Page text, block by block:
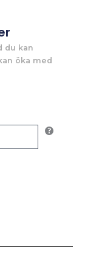
du kan
öka med